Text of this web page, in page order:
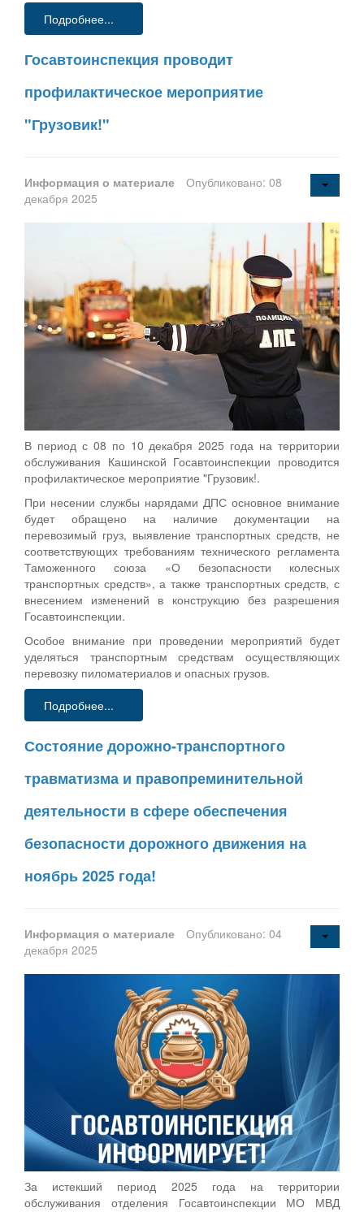
Подробнее...
Госавтоинспекция проводит
профилактическое мероприятие
"Грузовик!"
Информация о материале
Опубликовано: 08
декабря 2025
В период с 08 по 10 декабря 2025 года на территории
обслуживания Кашинской Госавтоинспекции проводится
профилактическое мероприятие "Грузовик!.
При несении службы нарядами ДПС основное внимание
будет обращено на наличие документации на
перевозимый груз, выявление транспортных средств, не
соответствующих требованиям технического регламента
Таможенного союза «О безопасности колесных
транспортных средств», а также транспортных средств, с
внесением изменений в конструкцию без разрешения
Госавтоинспекции.
Особое внимание при проведении мероприятий будет
уделяться транспортным средствам осуществляющих
перевозку пиломатериалов и опасных грузов.
Подробнее...
Состояние дорожно-транспортного
травматизма и правопреминительной
деятельности в сфере обеспечения
безопасности дорожного движения на
ноябрь 2025 года!
Информация о материале
Опубликовано: 04
декабря 2025
За истекший период 2025 года на территории
обслуживания отделения Госавтоинспекции МО МВД